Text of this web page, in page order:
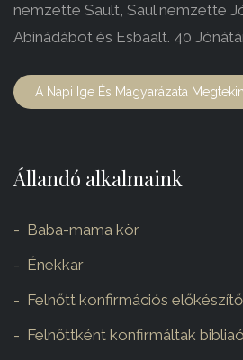
nemzette Sault, Saul nemzette
Abínádábot és Esbaalt. 40
A Napi Ige És Magyarázata
Állandó alkalmaink
Baba-mama kör
Énekkar
Felnőtt konfirmációs előkészítő
Felnőttként konfirmáltak